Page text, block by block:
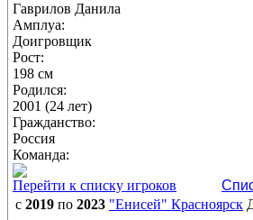
Гаврилов Данила
Амплуа:
Доигровщик
Рост:
198 см
Родился:
2001 (24 лет)
Гражданство:
Россия
Команда:
Перейти к списку игроков
с 2019 по 2023 "Енисей" Красноярск